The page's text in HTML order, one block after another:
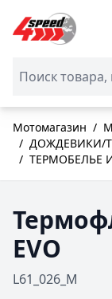
Skip to Content
Мотомагазин /
/ ДОЖДЕВИКИ/
/ ТЕРМОБЕЛЬЕ
EVO
L61_026_M